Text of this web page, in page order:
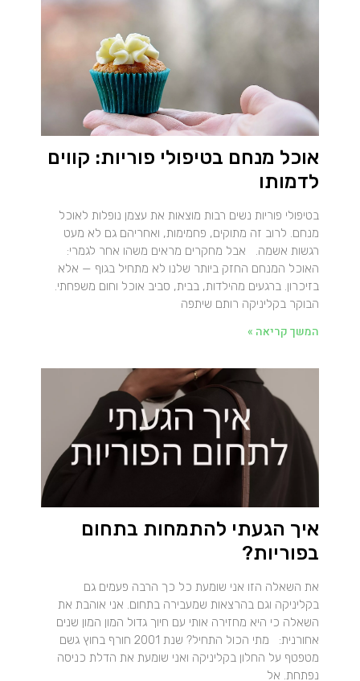
אוכל מנחם בטיפולי פוריות: קווים
לדמותו
בטיפולי פוריות נשים רבות מוצאות את עצמן נופלות לאוכל
מנחם. לרוב זה מתוקים, פחמימות, ואחריהם גם לא מעט
רגשות אשמה. אבל מחקרים מראים משהו אחר לגמרי:
האוכל המנחם החזק ביותר שלנו לא מתחיל בגוף — אלא
בזיכרון. ברגעים מהילדות, בבית, סביב אוכל וחום משפחתי.
הבוקר בקליניקה רותם שיתפה
המשך קריאה »
איך הגעתי להתמחות בתחום
בפוריות?
את השאלה הזו אני שומעת כל כך הרבה פעמים גם
בקליניקה וגם בהרצאות שמעבירה בתחום. אני אוהבת את
השאלה כי היא מחזירה אותי עם חיוך גדול המון המון שנים
אחורנית: מתי הכול התחיל? שנת 2001 חורף בחוץ גשם
מטפטף על החלון בקליניקה ואני שומעת את הדלת כניסה
נפתחת. אל